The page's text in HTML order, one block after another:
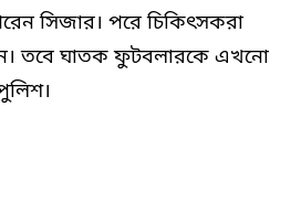
সিজার। পরে চিকিৎসকরা
তবে ঘাতক ফুটবলারকে এখনো